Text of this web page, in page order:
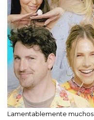
Lamentablemente